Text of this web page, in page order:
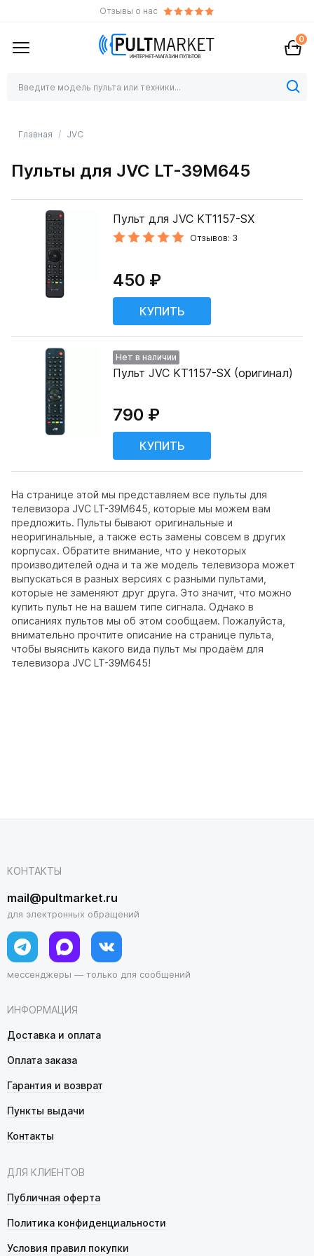
Отзывы о нас
0
Главная JVC
Пульты для JVC LT-39M645
На странице этой мы представляем все пульты для
телевизора JVC LT-39M645, которые мы можем вам
предложить. Пульты бывают оригинальные и
неоригинальные, а также есть замены совсем в других
корпусах. Обратите внимание, что у некоторых
производителей одна и та же модель телевизора может
выпускаться в разных версиях с разными пультами,
которые не заменяют друг друга. Это значит, что можно
купить пульт не на вашем типе сигнала. Однако в
описаниях пультов мы об этом сообщаем. Пожалуйста,
внимательно прочтите описание на странице пульта,
чтобы выяснить какого вида пульт мы продаём для
телевизора JVC LT-39M645!
Пульт для JVC KT1157-SX
Отзывов: 3
450 ₽
Нет в наличии
Пульт JVC KT1157-SX (оригинал)
790 ₽
ИНФОРМАЦИЯ
Доставка и оплата
Оплата заказа
Гарантия и возврат
Пункты выдачи
Контакты
ДЛЯ КЛИЕНТОВ
Публичная оферта
Политика конфиденциальности
Условия правил покупки
КОНТАКТЫ
mail@pultmarket.ru
для электронных обращений
мессенджеры — только для сообщений